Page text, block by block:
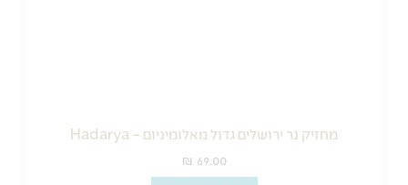
מחזיק נר ירושלים גדול מאלומיניום – Hadarya
₪ 69.00